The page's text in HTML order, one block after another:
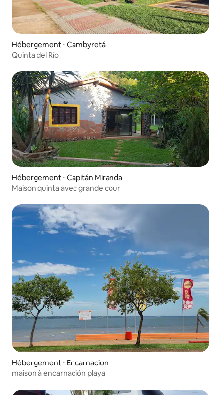
Hébergement ⋅ Cambyretá
Quinta del Río
Hébergement ⋅ Capitán Miranda
Maison quinta avec grande cour
Hébergement ⋅ Encarnacion
maison à encarnación playa